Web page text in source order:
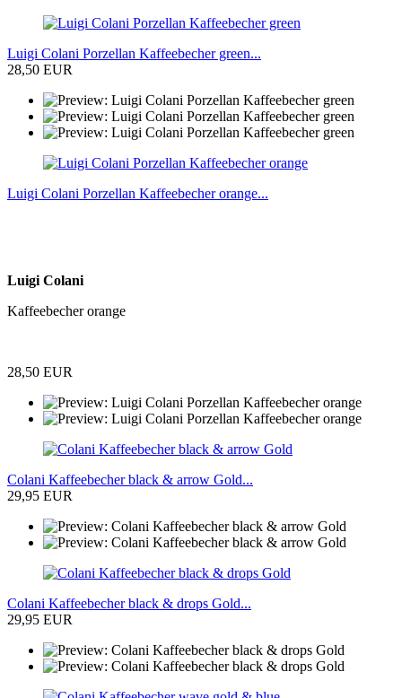
Luigi Colani Porzellan Kaffeebecher green...
28,50 EUR
Luigi Colani Porzellan Kaffeebecher orange...
Luigi Colani
Kaffeebecher orange
28,50 EUR
Colani Kaffeebecher black & arrow Gold...
29,95 EUR
Colani Kaffeebecher black & drops Gold...
29,95 EUR